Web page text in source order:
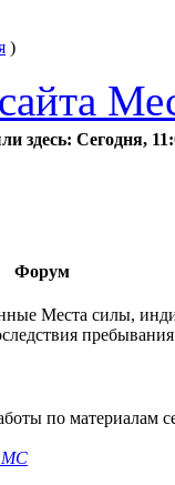
)
здесь: Сегодня,
Форум
Места силы,
по материалам
МС